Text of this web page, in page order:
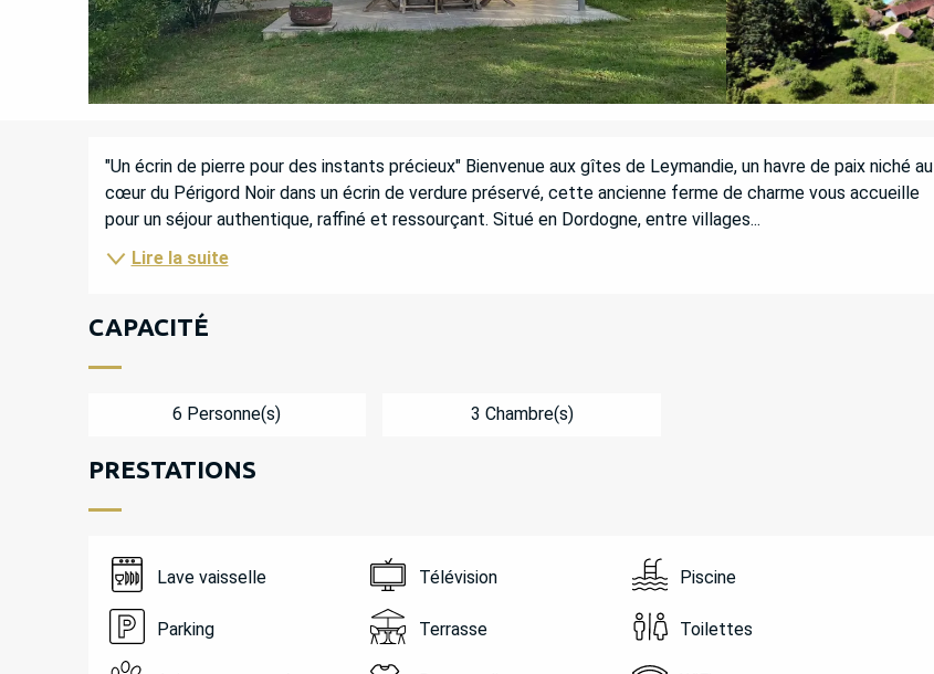
DESCRIPTION
"Un écrin de pierre pour des instants précieux" Bienvenue aux gîtes de Leymandie, un havre de paix niché au
cœur du Périgord Noir dans un écrin de verdure préservé, cette ancienne ferme de charme vous accueille
pour un séjour authentique, raffiné et ressourçant. Situé en Dordogne, entre villages...
Lire la suite
CAPACITÉ
6 Personne(s) 3 Chambre(s)
PRESTATIONS
Lave vaisselle Télévision Piscine
Parking Terrasse Toilettes